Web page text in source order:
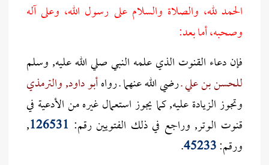
الحمد لله، والصلاة والسلام على رسول الله، وعلى آله
وصحبه، أما بعد:
فإن دعاء القنوت الذي علمه النبي صلي الله عليه, وسلم
للحسن بن علي ـرضي الله عنهما ـ رواهأبو داود, والترمذي
وتجوز الزيادة عليه, كما يجوز استعمال غيره من الأدعية في
قنوت الوتر, وراجع في ذلك الفتويين رقم: 126531
,
ورقم:45233
.